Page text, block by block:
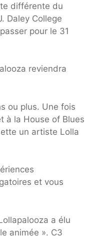
différente du
Daley College
pour le 31
reviendra
ou plus. Une fois
à la House of Blues
un artiste Lolla
et vous
a élu
animée ». C3